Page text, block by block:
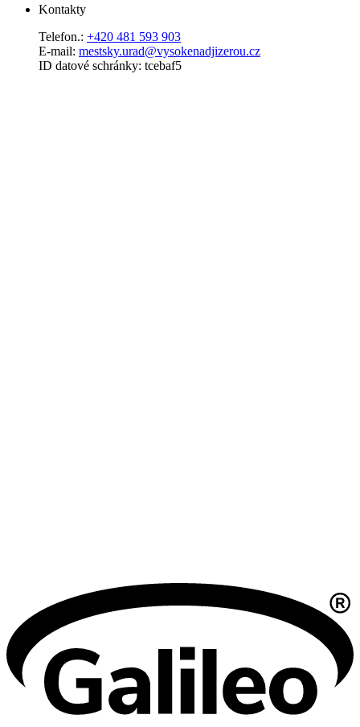
Kontakty
Telefon.: +420 481 593 903
E-mail: mestsky.urad@vysokenadjizerou.cz
ID datové schránky: tcebaf5